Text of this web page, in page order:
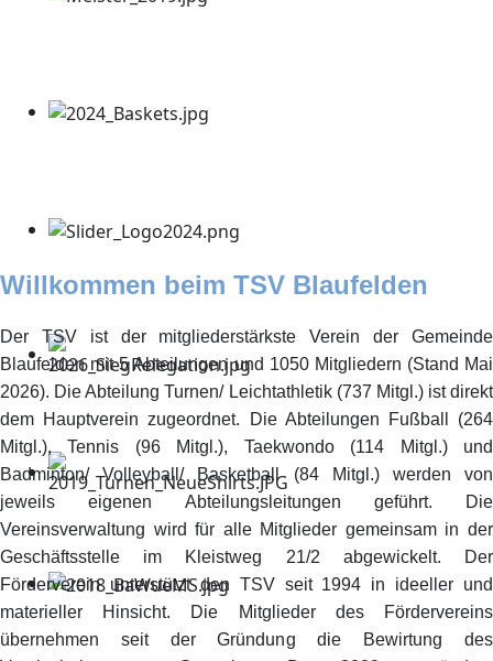
Willkommen beim TSV Blaufelden
Der TSV ist der mitgliederstärkste Verein der Gemeinde
Blaufelden mit 5 Abteilungen und 1050 Mitgliedern (Stand Mai
2026). Die Abteilung Turnen/ Leichtathletik (737 Mitgl.) ist direkt
dem Hauptverein zugeordnet. Die Abteilungen Fußball (264
Mitgl.), Tennis (96 Mitgl.), Taekwondo (114 Mitgl.) und
Badminton/ Volleyball/ Basketball (84 Mitgl.) werden von
jeweils eigenen Abteilungsleitungen geführt. Die
Vereinsverwaltung wird für alle Mitglieder gemeinsam in der
Geschäftsstelle im Kleistweg 21/2 abgewickelt. Der
Förderverein unterstützt den TSV seit 1994 in ideeller und
materieller Hinsicht. Die Mitglieder des Fördervereins
übernehmen seit der Gründung die Bewirtung des